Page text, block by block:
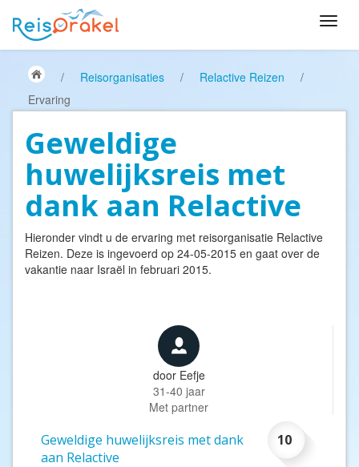
/ Reisorganisaties / Relactive Reizen
/
Ervaring
Geweldige
huwelijksreis met
dank aan Relactive
Hieronder vindt u de ervaring met reisorganisatie Relactive
Reizen. Deze is ingevoerd op 24-05-2015 en gaat over de
vakantie naar Israël in februari 2015.
door Eefje
31-40 jaar
Met partner
10
Geweldige huwelijksreis met dank
aan Relactive